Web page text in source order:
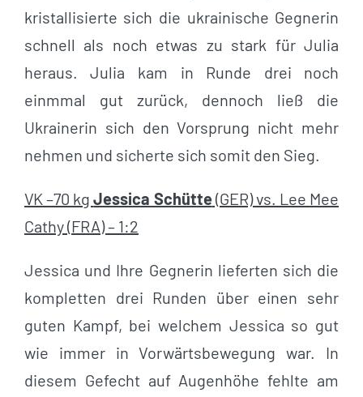
kristallisierte sich die ukrainische Gegnerin
schnell als noch etwas zu stark für Julia
heraus. Julia kam in Runde drei noch
einmmal gut zurück, dennoch ließ die
Ukrainerin sich den Vorsprung nicht mehr
nehmen und sicherte sich somit den Sieg.
VK –70 kgJessica Schütte(GER) vs. Lee Mee
Cathy (FRA) – 1:2
Jessica und Ihre Gegnerin lieferten sich die
kompletten drei Runden über einen sehr
guten Kampf, bei welchem Jessica so gut
wie immer in Vorwärtsbewegung war. In
diesem Gefecht auf Augenhöhe fehlte am